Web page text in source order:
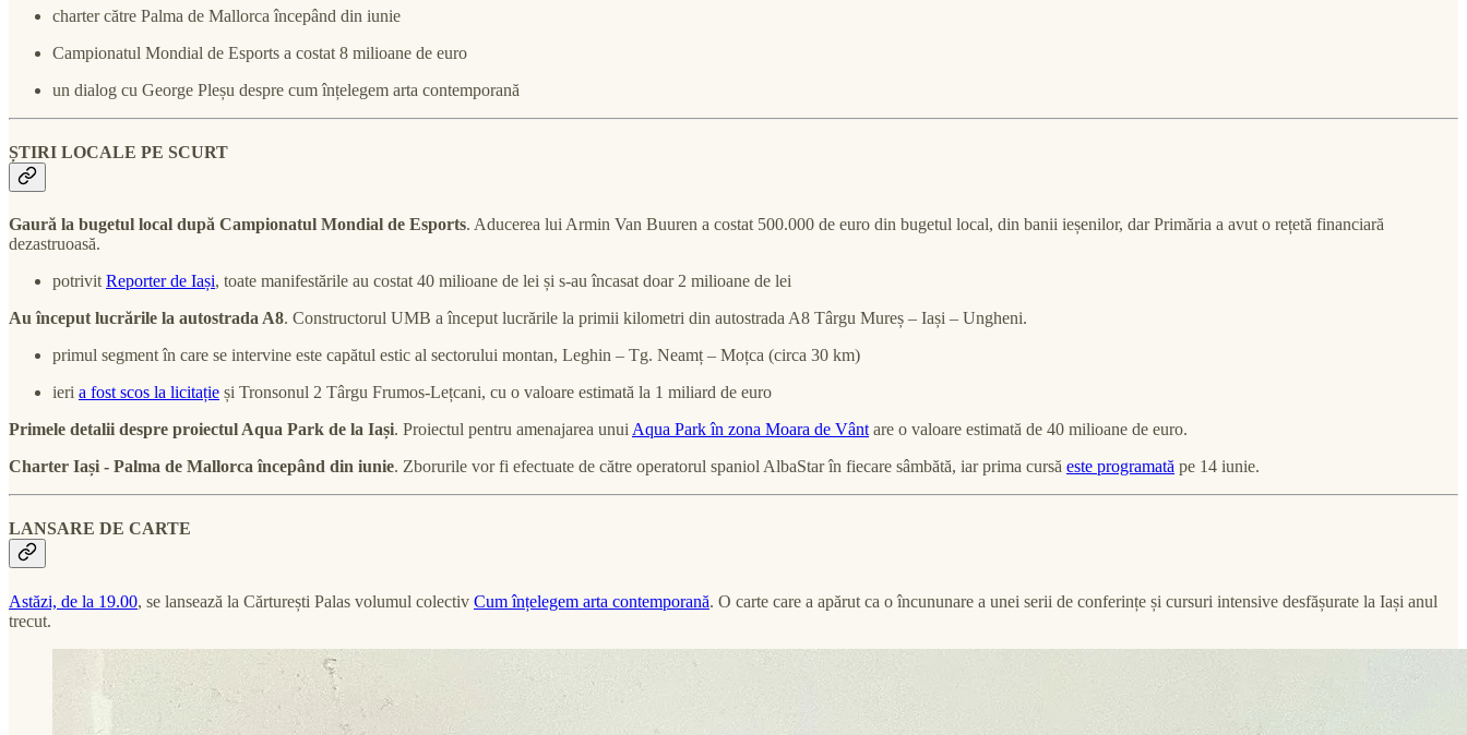
charter către Palma de Mallorca începând din iunie
Campionatul Mondial de Esports a costat 8 milioane de euro
un dialog cu George Pleșu despre cum înțelegem arta contemporană
ȘTIRI LOCALE PE SCURT
Gaură la bugetul local după Campionatul Mondial de Esports. Aducerea lui Armin Van Buuren a costat 500.000 de euro din bugetul local, din banii ieșenilor, dar Primăria a avut o rețetă financiară
dezastruoasă.
potrivit Reporter de Iași, toate manifestările au costat 40 milioane de lei și s-au încasat doar 2 milioane de lei
Au început lucrările la autostrada A8. Constructorul UMB a început lucrările la primii kilometri din autostrada A8 Târgu Mureș – Iași – Ungheni.
primul segment în care se intervine este capătul estic al sectorului montan, Leghin – Tg. Neamț – Moțca (circa 30 km)
ieri a fost scos la licitație și Tronsonul 2 Târgu Frumos-Lețcani, cu o valoare estimată la 1 miliard de euro
Primele detalii despre proiectul Aqua Park de la Iași. Proiectul pentru amenajarea unui Aqua Park în zona Moara de Vânt are o valoare estimată de 40 milioane de euro.
Charter Iași - Palma de Mallorca începând din iunie. Zborurile vor fi efectuate de către operatorul spaniol AlbaStar în fiecare sâmbătă, iar prima cursă este programată pe 14 iunie.
LANSARE DE CARTE
Astăzi, de la 19.00, se lansează la Cărturești Palas volumul colectiv Cum înțelegem arta contemporană. O carte care a apărut ca o încununare a unei serii de conferințe și cursuri intensive desfășurate la Iași anul
trecut.